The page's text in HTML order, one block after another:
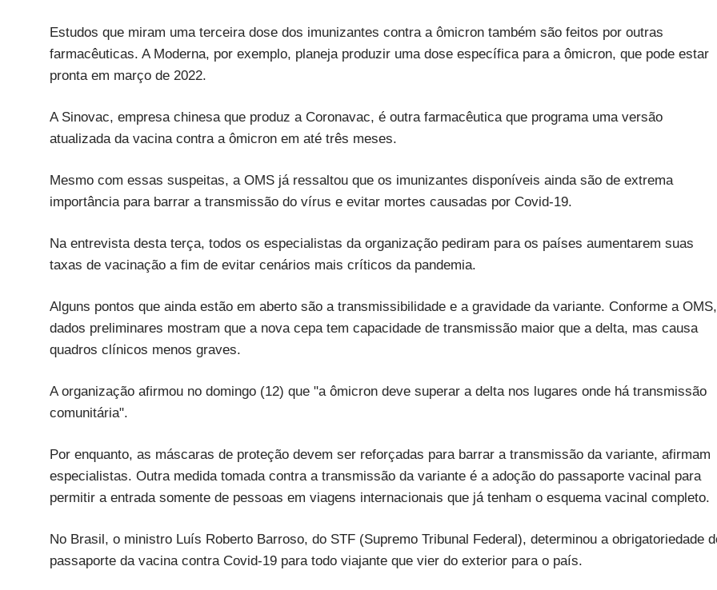
Estudos que miram uma terceira dose dos imunizantes contra a ômicron também são feitos por outras
farmacêuticas. A Moderna, por exemplo, planeja produzir uma dose específica para a ômicron, que pode estar
pronta em março de 2022.
A Sinovac, empresa chinesa que produz a Coronavac, é outra farmacêutica que programa uma versão
atualizada da vacina contra a ômicron em até três meses.
Mesmo com essas suspeitas, a OMS já ressaltou que os imunizantes disponíveis ainda são de extrema
importância para barrar a transmissão do vírus e evitar mortes causadas por Covid-19.
Na entrevista desta terça, todos os especialistas da organização pediram para os países aumentarem suas
taxas de vacinação a fim de evitar cenários mais críticos da pandemia.
Alguns pontos que ainda estão em aberto são a transmissibilidade e a gravidade da variante. Conforme a OMS,
dados preliminares mostram que a nova cepa tem capacidade de transmissão maior que a delta, mas causa
quadros clínicos menos graves.
A organização afirmou no domingo (12) que "a ômicron deve superar a delta nos lugares onde há transmissão
comunitária".
Por enquanto, as máscaras de proteção devem ser reforçadas para barrar a transmissão da variante, afirmam
especialistas. Outra medida tomada contra a transmissão da variante é a adoção do passaporte vacinal para
permitir a entrada somente de pessoas em viagens internacionais que já tenham o esquema vacinal completo.
No Brasil, o ministro Luís Roberto Barroso, do STF (Supremo Tribunal Federal), determinou a obrigatoriedade
passaporte da vacina contra Covid-19 para todo viajante que vier do exterior para o país.